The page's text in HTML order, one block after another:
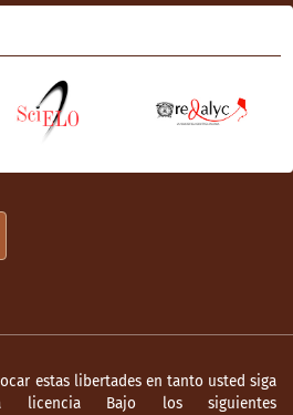
estas libertades en tanto usted siga
Bajo los siguientes